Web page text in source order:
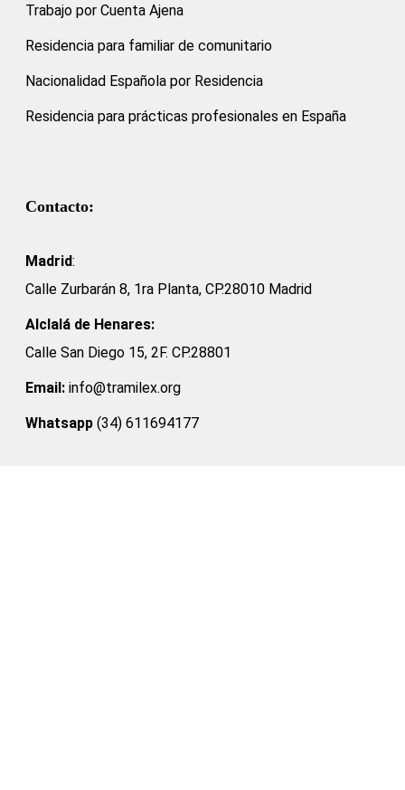
Trabajo por Cuenta Ajena
Residencia para familiar de comunitario
Nacionalidad Española por Residencia
Residencia para prácticas profesionales en España
Contacto:
Madrid:
Calle Zurbarán 8, 1ra Planta, CP.28010 Madrid
Alclalá de Henares:
Calle San Diego 15, 2F. CP.28801
Email: info@tramilex.org
Whatsapp (34) 611694177